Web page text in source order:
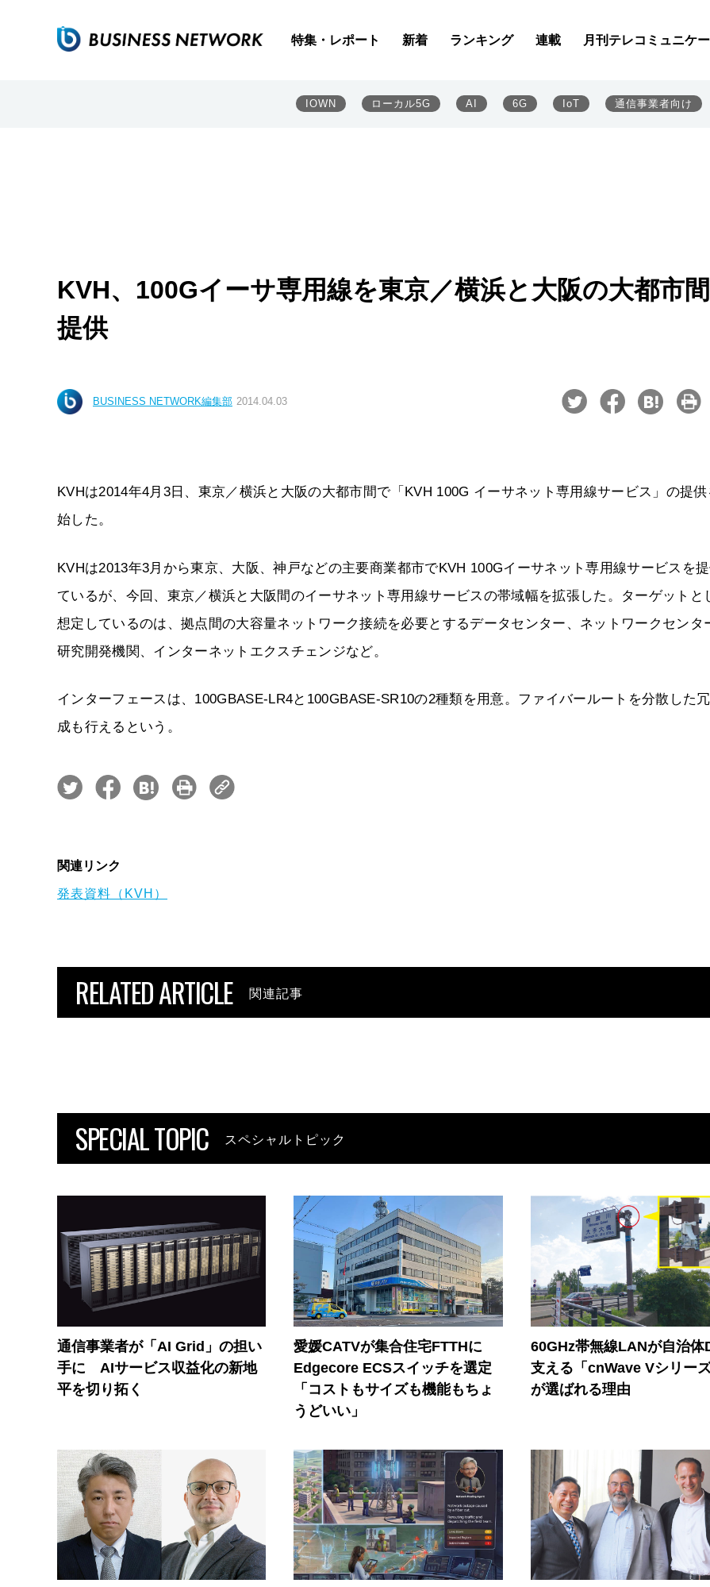
特集・レポート 新着 ランキング 連載 月刊テレコミュニケ
IOWN ローカル5G AI 6G IoT 通信事業者向け
KVH、100Gイーサ専用線を東京／横浜と大阪の大都市
提供
BUSINESS NETWORK編集部 2014.04.03
KVHは2014年4月3日、東京／横浜と大阪の大都市間で「KVH 100G イーサネット専用線サービス」の提供
始した。
KVHは2013年3月から東京、大阪、神戸などの主要商業都市でKVH 100Gイーサネット専用線サービスを
ているが、今回、東京／横浜と大阪間のイーサネット専用線サービスの帯域幅を拡張した。ターゲットと
想定しているのは、拠点間の大容量ネットワーク接続を必要とするデータセンター、ネットワークセンタ
研究開発機関、インターネットエクスチェンジなど。
インターフェースは、100GBASE-LR4と100GBASE-SR10の2種類を用意。ファイバールートを分散した
成も行えるという。
関連リンク
発表資料（KVH）
RELATED ARTICLE 関連記事
SPECIAL TOPIC スペシャルトピック
通信事業者が「AI Grid」の担い
手に AIサービス収益化の新地
平を切り拓く
愛媛CATVが集合住宅FTTHに
Edgecore ECSスイッチを選定
「コストもサイズも機能もちょ
うどいい」
60GHz帯無線LANが自治体
支える「cnWave Vシリーズ
が選ばれる理由